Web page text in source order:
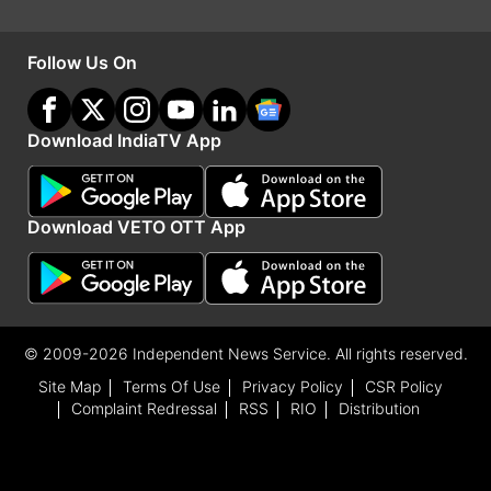
रहा है, बल्कि जिंदगी का असली मजा भी ले रहा है।
Advertisement
Follow Us On
Download IndiaTV App
Download VETO OTT App
© 2009-2026 Independent News Service. All rights reserved.
Site Map
Terms Of Use Privacy Policy
CSR Policy
Complaint Redressal
RSS RIO Distribution